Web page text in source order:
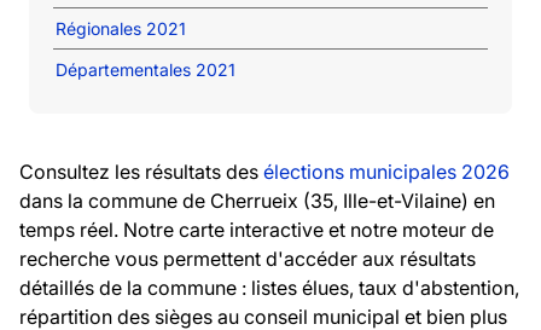
Régionales 2021
Départementales 2021
Consultez les résultats des élections municipales 2026
dans la commune de Cherrueix (35, Ille-et-Vilaine) en
temps réel. Notre carte interactive et notre moteur de
recherche vous permettent d'accéder aux résultats
détaillés de la commune : listes élues, taux d'abstention,
répartition des sièges au conseil municipal et bien plus